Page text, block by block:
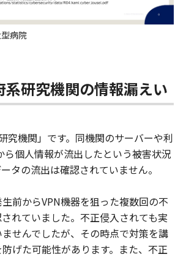
病院
系研究機関の情報漏えい
究機関」です。同機関のサーバーや利
ら個人情報が流出したという被害状況
タの流出は確認されていません。
前からVPN機器を狙った複数回の不
れていました。不正侵入されても実
せんでしたが、その時点で対策を講
げた可能性があります。また、不正